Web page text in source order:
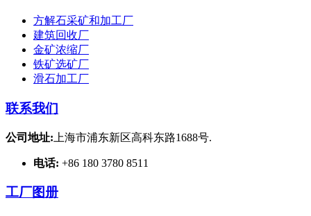
方解石采矿和加工厂
建筑回收厂
金矿浓缩厂
铁矿选矿厂
滑石加工厂
联系我们
公司地址: 上海市浦东新区高科东路1688号.
电话: +86 180 3780 8511
工厂图册